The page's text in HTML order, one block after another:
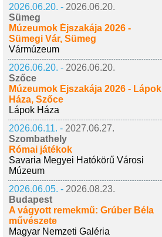
2026.06.20. - 2026.06.20.
Sümeg
Múzeumok Éjszakája 2026 -
Sümegi Vár, Sümeg
Vármúzeum
2026.06.20. - 2026.06.20.
Szőce
Múzeumok Éjszakája 2026 - Lápok
Háza, Szőce
Lápok Háza
2026.06.11. - 2027.06.27.
Szombathely
Római játékok
Savaria Megyei Hatókörű Városi
Múzeum
2026.06.05. - 2026.08.23.
Budapest
A vágyott remekmű: Grúber Béla
művészete
Magyar Nemzeti Galéria